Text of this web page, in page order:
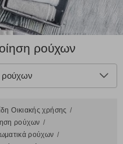
ρούχων
ρούχων
Οικιακής χρήσης
ρούχων
ρούχων